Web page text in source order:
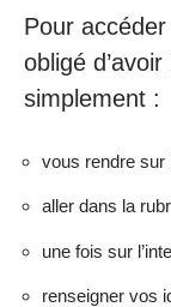
Pour
obligé
simplement :
vous rendre sur
aller dans la
une fois sur
renseigner vos